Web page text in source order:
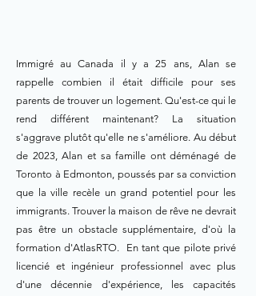
Immigré au Canada il y a 25 ans, Alan se
rappelle combien il était difficile pour ses
parents de trouver un logement. Qu'est-ce qui le
rend différent maintenant? La situation
s'aggrave plutôt qu'elle ne s'améliore. Au début
de 2023, Alan et sa famille ont déménagé de
Toronto à Edmonton, poussés par sa conviction
que la ville recèle un grand potentiel pour les
immigrants. Trouver la maison de rêve ne devrait
pas être un obstacle supplémentaire, d'où la
formation d'AtlasRTO. En tant que pilote privé
licencié et ingénieur professionnel avec plus
d'une décennie d'expérience, les capacités